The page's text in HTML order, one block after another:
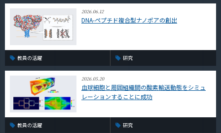
2026.06.12
DNA-ペプチド複合型ナノポアの創出
教員の活躍 研究
2026.05.20
血球細胞と周囲組織間の酸素輸送動態をシミュ
レーションすることに成功
教員の活躍 研究